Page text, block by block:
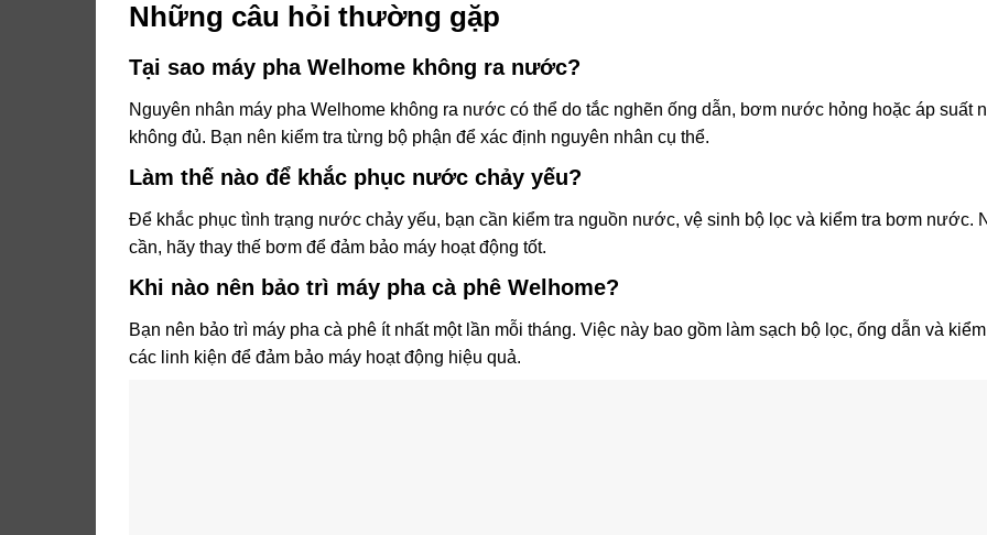
Những câu hỏi thường gặp
Tại sao máy pha Welhome không ra nước?
Nguyên nhân máy pha Welhome không ra nước có thể do tắc nghẽn ống dẫn, bơm nước hỏng hoặc áp suất
không đủ. Bạn nên kiểm tra từng bộ phận để xác định nguyên nhân cụ thể.
Làm thế nào để khắc phục nước chảy yếu?
Để khắc phục tình trạng nước chảy yếu, bạn cần kiểm tra nguồn nước, vệ sinh bộ lọc và kiểm tra bơm nước.
cần, hãy thay thế bơm để đảm bảo máy hoạt động tốt.
Khi nào nên bảo trì máy pha cà phê Welhome?
Bạn nên bảo trì máy pha cà phê ít nhất một lần mỗi tháng. Việc này bao gồm làm sạch bộ lọc, ống dẫn và
các linh kiện để đảm bảo máy hoạt động hiệu quả.